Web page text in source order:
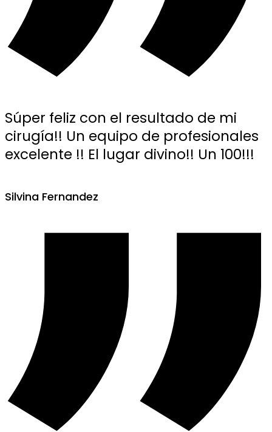
Súper feliz con el resultado de mi
cirugía!! Un equipo de profesionales
excelente !! El lugar divino!! Un 100!!!
Silvina Fernandez